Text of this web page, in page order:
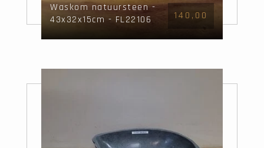
Waskom natuursteen -
43x32x15cm - FL22106
140,00